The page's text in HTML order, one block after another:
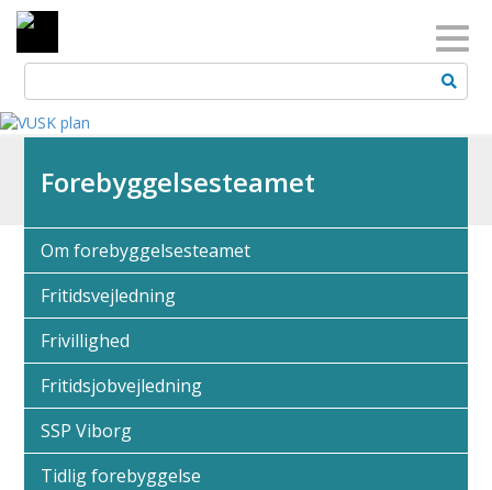
Forebyggelsesteamet
Om forebyggelsesteamet
Fritidsvejledning
Frivillighed
Fritidsjobvejledning
SSP Viborg
Tidlig forebyggelse